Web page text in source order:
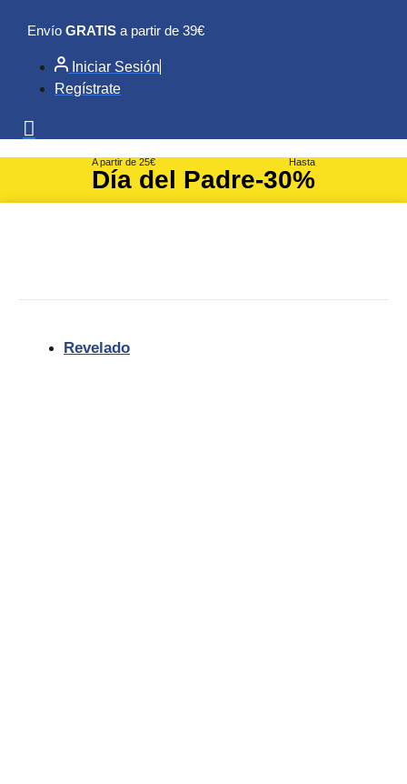
contenido
Envío GRATIS a partir de 39€
Iniciar Sesión
Regístrate
A partir de 25€
Día del Padre
Hasta
-30%
Revelado